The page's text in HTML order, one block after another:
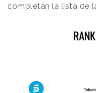
completan la lista de